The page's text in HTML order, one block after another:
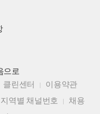
으로
클린센터
이용약관
지역별 채널번호
채용